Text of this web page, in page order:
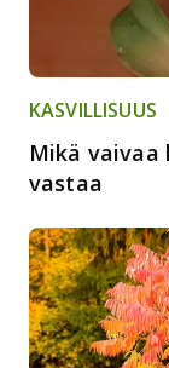
KASVILLISUUS
Mikä vaivaa
vastaa